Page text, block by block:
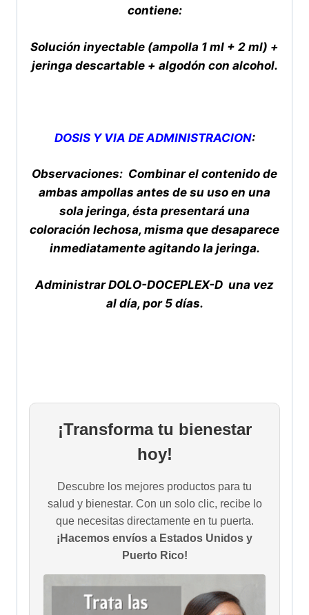
contiene:
Solución inyectable (ampolla 1 ml + 2 ml) +
jeringa descartable + algodón con alcohol.
DOSIS Y VIA DE ADMINISTRACION:
Observaciones: Combinar el contenido de
ambas ampollas antes de su uso en una
sola jeringa, ésta presentará una
coloración lechosa, misma que desaparece
inmediatamente agitando la jeringa.
Administrar DOLO-DOCEPLEX-D una vez
al día, por 5 días.
¡Transforma tu bienestar
hoy!
Descubre los mejores productos para tu
salud y bienestar. Con un solo clic, recibe lo
que necesitas directamente en tu puerta.
¡Hacemos envíos a Estados Unidos y
Puerto Rico!